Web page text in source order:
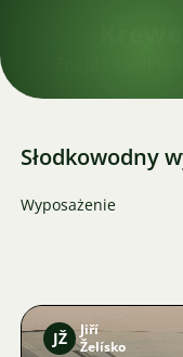
Słodkowodny
Wyposażenie
JŽ
Jiří
Želísko